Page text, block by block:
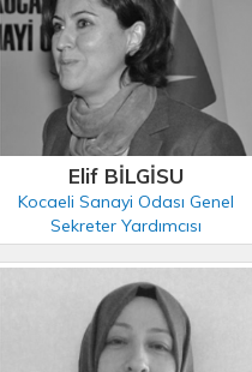
Elif BİLGİSU
Kocaeli Sanayi Odası Genel
Sekreter Yardımcısı